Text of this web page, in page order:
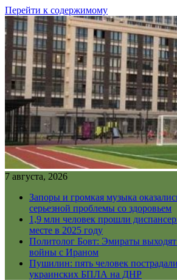
Перейти к содержимому
7 августа, 2026
Запоры и громкая музыка
серьезной проблемы со здоровьем
1,9 млн человек прошли
месте в 2025 году
Политолог Бовт: Эмираты
войны с Ираном
Пушилин: пять человек пострадали
украинских БПЛА на ДНР